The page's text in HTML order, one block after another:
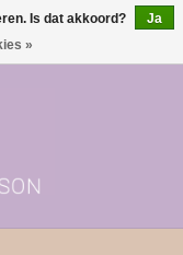
0 Artikelen - €0,00
Is dat akkoord?
Ja
»